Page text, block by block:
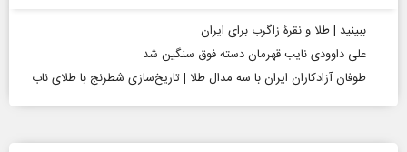
ببینید | طلا و نقرۀ زاگرب برای ایران
علی داوودی نایب قهرمان دسته فوق سنگین شد
طوفان آزادکاران ایران با سه مدال طلا | تاریخ‌سازی شطرنج با طلای ناب